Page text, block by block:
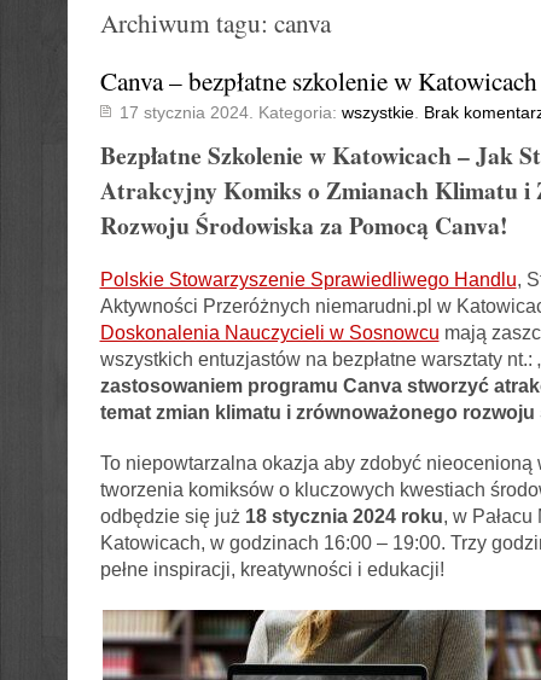
Archiwum tagu: canva
Canva – bezpłatne szkolenie w Katowicach
17 stycznia 2024. Kategoria: wszystkie. Brak
Bezpłatne Szkolenie w Katowicach – Jak
Atrakcyjny Komiks o Zmianach Klimatu i
Rozwoju Środowiska za Pomocą Canva!
Polskie Stowarzyszenie Sprawiedliwego Handlu,
Aktywności Przeróżnych niemarudni.pl w
Doskonalenia Nauczycieli w Sosnowcu mają
wszystkich entuzjastów na bezpłatne warsztaty nt.:
zastosowaniem programu Canva stworzyć
temat zmian klimatu i zrównoważonego
To niepowtarzalna okazja aby zdobyć nieocenioną
tworzenia komiksów o kluczowych kwestiach
odbędzie się już 18 stycznia 2024 roku, w Pałacu
Katowicach, w godzinach 16:00 – 19:00. Trzy
pełne inspiracji, kreatywności i edukacji!